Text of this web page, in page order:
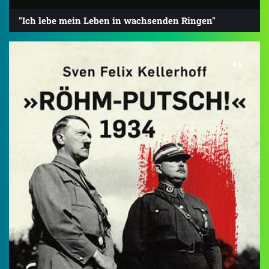
"Ich lebe mein Leben in wachsenden Ringen"
4.5